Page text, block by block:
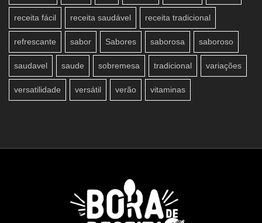
receita fácil receita saudável receita tradicional
refrescante sabor Sabores saborosa saboroso
saudavel saude sobremesa tradicional variações
versatilidade versátil verão vitaminas